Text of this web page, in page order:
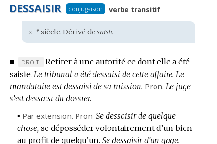
DESSAISIR conjugaison verbe transitif
Étymologie
:
xiiesiècle. Dérivé de saisir.
■
MARQUE
DE
DOMAINE
:
DROIT.
Retirer à une autorité ce dont elle a été
saisie. Le tribunal a été dessaisi de cette affaire. Le
mandataire est dessaisi de sa mission. Pron. Le juge
s’est dessaisi du dossier.
▪ Par extension. Pron. Se dessaisir de quelque
chose, se déposséder volontairement d’un bien
au profit de quelqu’un. Se dessaisir d’un gage.